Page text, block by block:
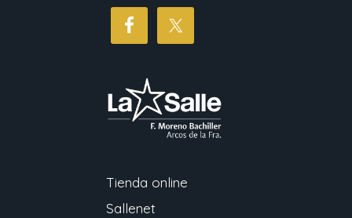
Tienda online
Sallenet